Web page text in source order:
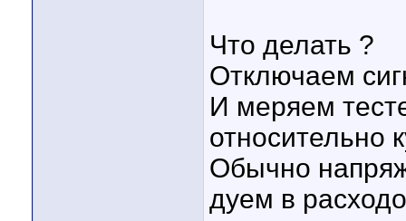
Что делать ?
Отключаем
И меряем
относительно
Обычно
дуем в